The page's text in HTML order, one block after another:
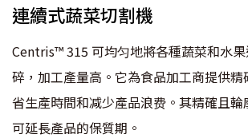
連續式蔬菜切割機
Centris™ 315 可均匀地將各種蔬菜和水
碎，加工產量高。它為食品加工商提供
省生產時間和减少產品浪费。其精確且
可延長產品的保質期。